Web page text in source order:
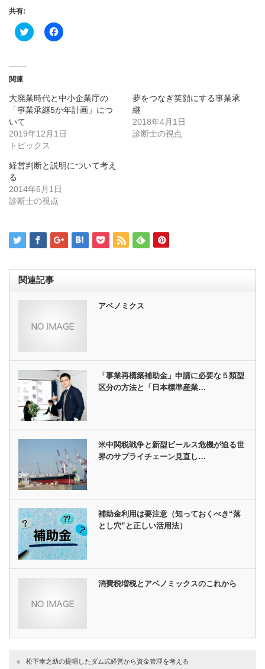
共有:
ク
リ
共
有
(新
し
ウ
ィ
ン
ド
ウ
で
き
ま
す)
Facebook
で
ク
リ
ッ
ク
て
く
い
(新
い
ウ
で
開
き
関連
大廃業時代と中小企業庁の
「事業承継5か年計画」につ
いて
2019年12月1日
トピックス
夢をつなぎ笑顔にする事業承
継
2018年4月1日
診断士の視点
経営判断と説明について考え
る
2014年6月1日
診断士の視点
関連記事
アベノミクス
「事業再構築補助金」申請に必要な５類型
区分の方法と「日本標準産業…
米中関税戦争と新型ビールス危機が迫る世
界のサプライチェーン見直し…
補助金利用は要注意（知っておくべき“落
とし穴”と正しい活用法）
消費税増税とアベノミックスのこれから
松下幸之助の提唱したダム式経営から資金管理を考える